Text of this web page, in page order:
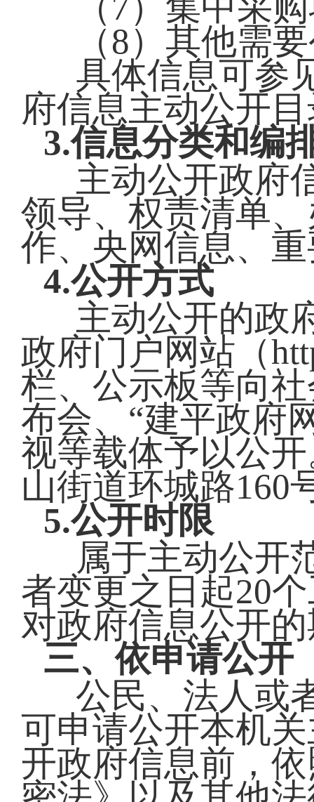
（8）其他需
具体信息可参
府信息主动公开
3.信息分类和编
主动公开政府
领导、权责清单
作、央网信息、
4.公开方式
主动公开的政
政府门户网站（
栏、公示板等向
布会、“建平政府
视等载体予以公
山街道环城路160
5.公开时限
属于主动公开
者变更之日起20
对政府信息公开
三、依申请公开
公民、法人或
可申请公开本机
开政府信息前，